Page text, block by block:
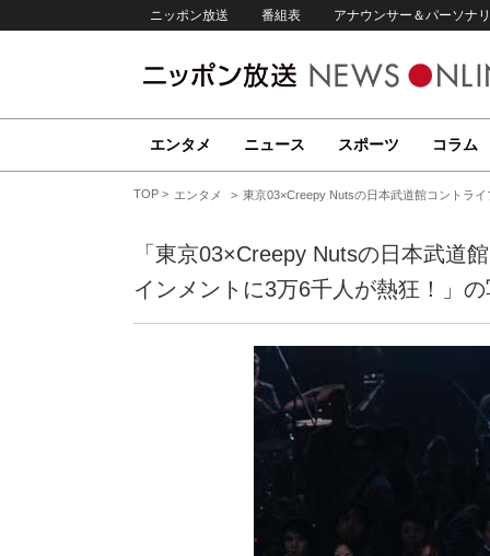
ニッポン放送 番組表 アナウンサー＆パーソナ
エンタメ ニュース スポーツ コラム
TOP エンタメ 東京03×Creepy Nutsの日本武道館コントラ
「東京03×Creepy Nutsの日本武道
インメントに3万6千人が熱狂！」